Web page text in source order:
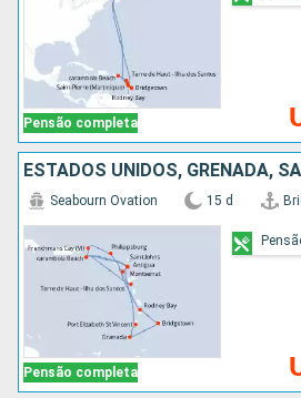
Pensão completa
Pensão completa
Seabourn Ovation 15 d